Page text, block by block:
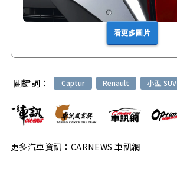
看更多圖片
關鍵詞： Captur Renault 小型 SUV
更多汽車資訊：CARNEWS 車訊網